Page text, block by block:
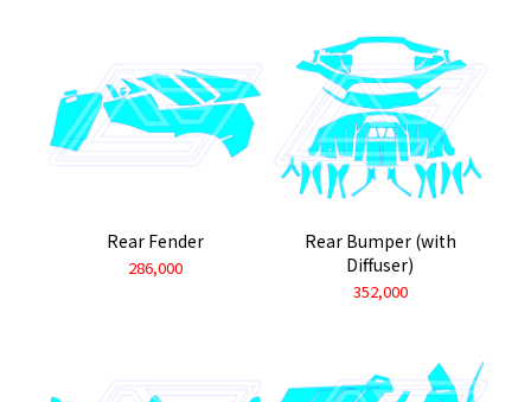
Rear Fender
286,000
Rear Bumper (with
Diffuser)
352,000